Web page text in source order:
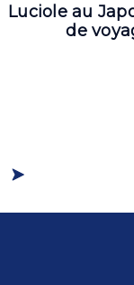
Luciole au
de